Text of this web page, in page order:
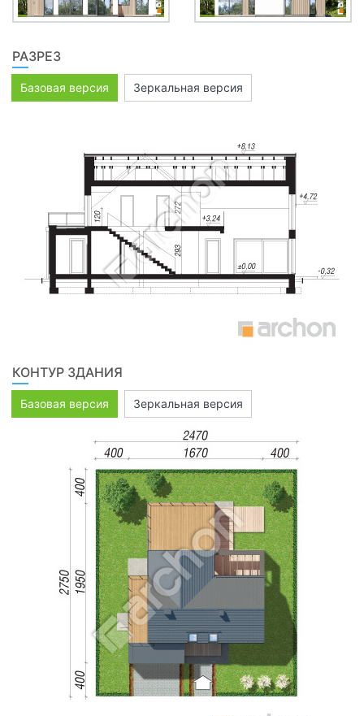
РАЗРЕЗ
Базовая версия Зеркальная версия
КОНТУР ЗДАНИЯ
Базовая версия Зеркальная версия